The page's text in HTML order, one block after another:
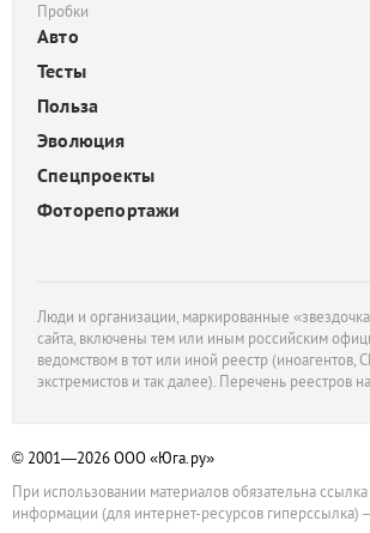
Пробки
Авто
Тесты
Польза
Эволюция
Спецпроекты
Фоторепортажи
Люди и организации, маркированные
сайта, включены тем или иным российским
ведомством в тот или иной реестр (иноагентов,
экстремистов и так далее). Перечень реестров
© 2001—2026ООО «Юга.ру»
При использовании материалов обязательна
информации (для интернет-ресурсов гиперссылка)